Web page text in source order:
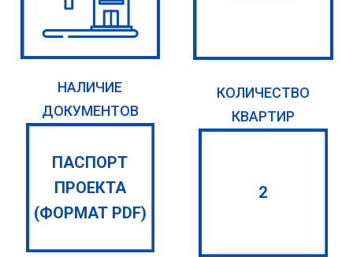
НАЛИЧИЕ
ДОКУМЕНТОВ
ПАСПОРТ
ПРОЕКТА
(ФОРМАТ PDF)
КОЛИЧЕСТВО
КВАРТИР
2